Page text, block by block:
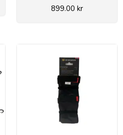
899.00 kr